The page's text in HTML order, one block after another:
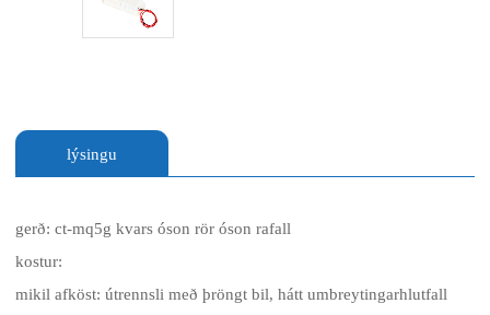
lýsingu
gerð: ct-mq5g kvars óson rör óson rafall
kostur:
mikil afköst: útrennsli með þröngt bil, hátt umbreytingarhlutfall